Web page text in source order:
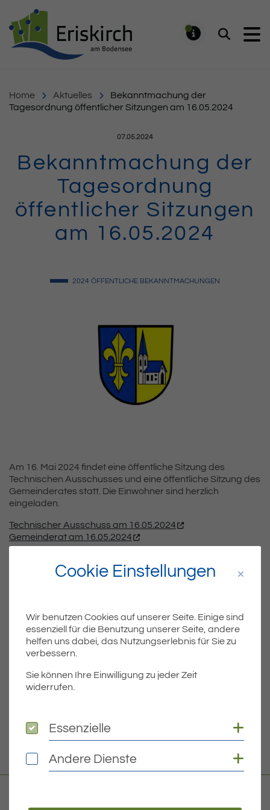
Suchen
Home Aktuelles
Bekanntmachung der
Tagesordnung öffentlicher Sitzungen am 16.05.2024
Veröffentlicht am:
07.05.2024
Bekanntmachung der
Tagesordnung
öffentlicher Sitzungen
am 16.05.2024
2024 ÖFFENTLICHE BEKANNTMACHUNGEN
Am 16. Mai 2024 findet eine öffentliche Sitzung des
Technischen Ausschusses und eine öffentliche Sitzung des
Gemeinderates statt. Die Einwohner sind herzlich
eingeladen.
Technischer Ausschuss am 16.05.2024
Gemeinderat am 16.05.2024
ÄLTERE
Titel für Beitrag
Briefwahl bequem im Internet beantragen – so geht’s
BEITRÄGE
NEUERE
Titel für Beitrag
Personalausweis oder Reisepass noch gültig? Bitte rechtzeitig schauen!
Cookie Einstellungen
Wir benutzen Cookies auf unserer Seite. Einige sind
essenziell für die Benutzung unserer Seite, andere
helfen uns dabei, das Nutzungserlebnis für Sie zu
verbessern.
Sie können Ihre Einwilligung zu jeder Zeit
widerrufen.
Essenzielle
Essenzielle
Andere Dienste
Andere Dienste